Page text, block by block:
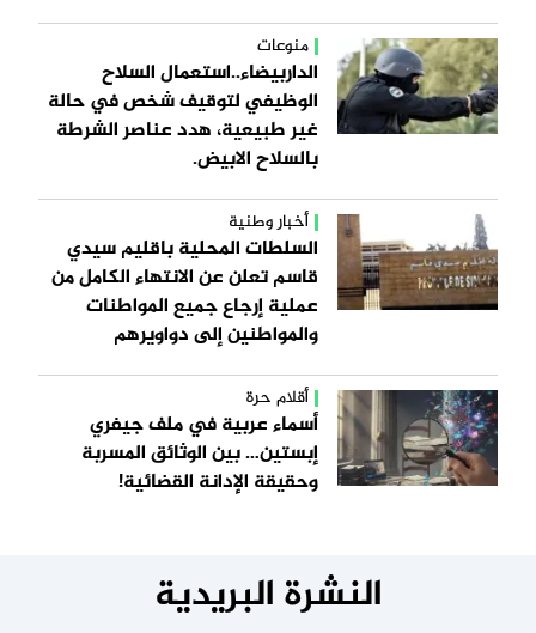
منوعات
الداربيضاء..استعمال السلاح
الوظيفي لتوقيف شخص في حالة
غير طبيعية، هدد عناصر الشرطة
بالسلاح الابيض.
أخبار وطنية
السلطات المحلية باقليم سيدي
قاسم تعلن عن الانتهاء الكامل من
عملية إرجاع جميع المواطنات
والمواطنين إلى دواويرهم
أقلام حرة
أسماء عربية في ملف جيفري
إبستين… بين الوثائق المسربة
وحقيقة الإدانة القضائية!
النشرة البريدية